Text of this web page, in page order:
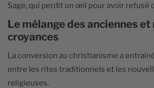
Sage, qui perdit un œil pour avoir refusé
Le mélange des anciennes
croyances
La conversion au christianisme a
entre les rites traditionnels et les
religieuses.